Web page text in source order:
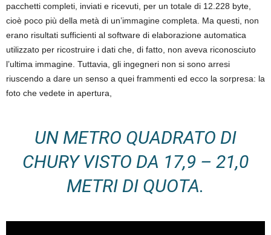
pacchetti completi, inviati e ricevuti, per un totale di 12.228 byte,
cioè poco più della metà di un’immagine completa. Ma questi, non
erano risultati sufficienti al software di elaborazione automatica
utilizzato per ricostruire i dati che, di fatto, non aveva riconosciuto
l’ultima immagine. Tuttavia, gli ingegneri non si sono arresi
riuscendo a dare un senso a quei frammenti ed ecco la sorpresa: la
foto che vedete in apertura,
UN METRO QUADRATO DI
CHURY VISTO DA 17,9 – 21,0
METRI DI QUOTA.